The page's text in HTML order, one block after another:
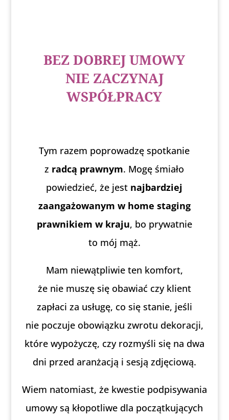
BEZ DOBREJ UMOWY
NIE ZACZYNAJ
WSPÓŁPRACY
Tym razem poprowadzę spotkanie
z radcą prawnym. Mogę śmiało
powiedzieć, że jest najbardziej
zaangażowanym w home staging
prawnikiem w kraju, bo prywatnie
to mój mąż.
Mam niewątpliwie ten komfort,
że nie muszę się obawiać czy klient
zapłaci za usługę, co się stanie, jeśli
nie poczuje obowiązku zwrotu dekoracji,
które wypożyczę, czy rozmyśli się na dwa
dni przed aranżacją i sesją zdjęciową.
Wiem natomiast, że kwestie podpisywania
umowy są kłopotliwe dla początkujących